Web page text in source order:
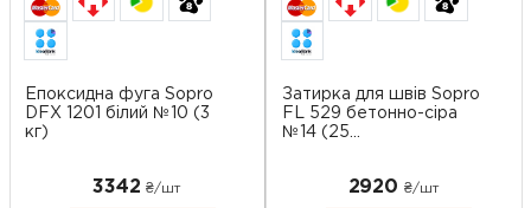
Епоксидна фуга Sopro
DFX 1201 білий №10 (3
кг)
3342 ₴/шт
Затирка для швів Sopro
FL 529 бетонно-сіра
№14 (25...
2920 ₴/шт